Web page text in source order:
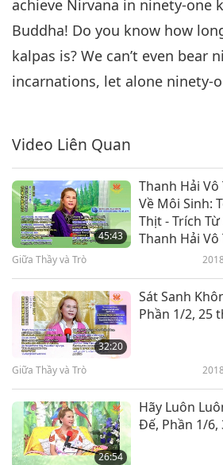
achieve Nirvana in ninety-one
Buddha! Do you know how
kalpas is? We can’t even bear
incarnations, let alone ninety-
Video Liên Quan
45:43
Thanh Hải
Về Môi Sinh:
Thịt - Trích Từ
Thanh Hải
Giữa Thầy và Trò
32:20
Sát Sanh
Phần 1/2, 25
Giữa Thầy và Trò
26:54
Hãy Luôn
Đế, Phần 1/6,